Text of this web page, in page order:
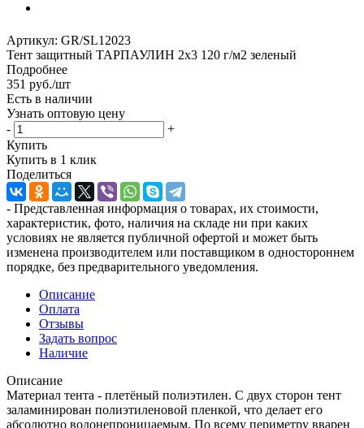
Артикул: GR/SL12023
Тент защитный ТАРПАУЛИН 2х3 120 г/м2 зеленый
Подробнее
351 руб./шт
Есть в наличии
Узнать оптовую цену
-
+
Купить
Купить в 1 клик
Поделиться
- Представленная информация о товарах, их стоимости,
характеристик, фото, наличия на складе ни при каких
условиях не является публичной офертой и может быть
изменена производителем или поставщиком в одностороннем
порядке, без предварительного уведомления.
Описание
Оплата
Отзывы
Задать вопрос
Наличие
Описание
Материал тента - плетёный полиэтилен. С двух сторон тент
заламинирован полиэтиленовой пленкой, что делает его
абсолютно водонепроницаемым. По всему периметру вварен